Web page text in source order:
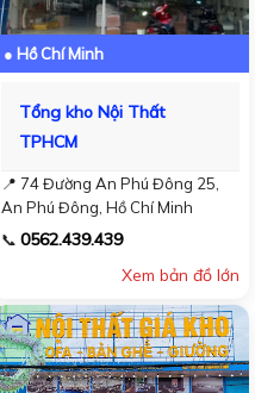
● Hồ Chí Minh
Tổng kho Nội Thất
TPHCM
📍 74 Đường An Phú Đông 25,
An Phú Đông, Hồ Chí Minh
📞 0562.439.439
Xem bản đồ lớn